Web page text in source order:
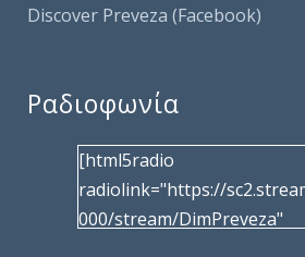
Discover Preveza (Facebook)
Ραδιοφωνία
[html5radio
radiolink="https://
000/stream/DimPreveza"